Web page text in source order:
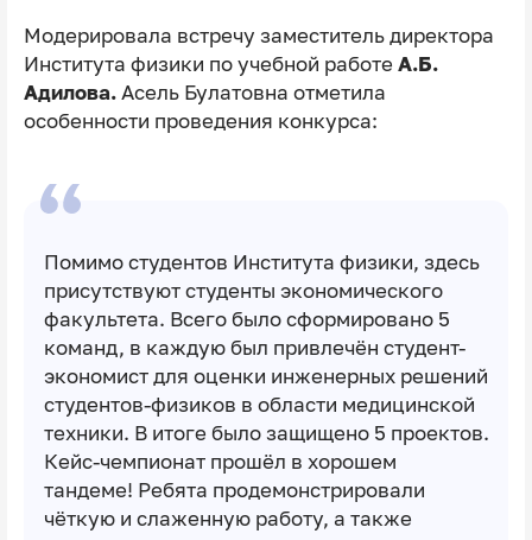
Модерировала встречу заместитель директора
Института физики по учебной работе А.Б.
Адилова. Асель Булатовна отметила
особенности проведения конкурса:
Помимо студентов Института физики, здесь
присутствуют студенты экономического
факультета. Всего было сформировано 5
команд, в каждую был привлечён студент-
экономист для оценки инженерных решений
студентов-физиков в области медицинской
техники. В итоге было защищено 5 проектов.
Кейс-чемпионат прошёл в хорошем
тандеме! Ребята продемонстрировали
чёткую и слаженную работу, а также